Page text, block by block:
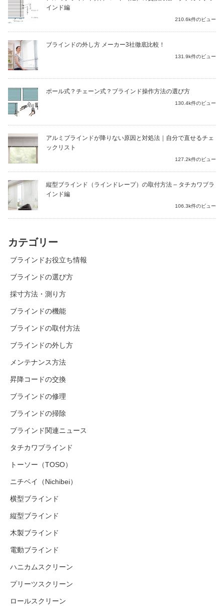
インド編
210.6k件のビュー
ブラインドの外し方 メーカー3社徹底比較！
131.9k件のビュー
ポール式？チェーン式？ブラインド操作方法の選び方
130.4k件のビュー
アルミブラインドが降りない原因と対処法｜自分で直せるチェ
ックリスト
127.2k件のビュー
縦型ブラインド（ラインドレープ）の取付方法 – タチカワブラ
インド編
106.3k件のビュー
カテゴリー
ブラインドお役立ち情報
ブラインドの選び方
採寸方法・測り方
ブラインドの機能
ブラインドの取付方法
ブラインドの外し方
メンテナンス方法
昇降コードの交換
ブラインドの修理
ブラインドの掃除
ブラインド関連ニュース
タチカワブラインド
トーソー（TOSO）
ニチベイ（Nichibei）
横型ブラインド
縦型ブラインド
木製ブラインド
電動ブラインド
ハニカムスクリーン
プリーツスクリーン
ロールスクリーン